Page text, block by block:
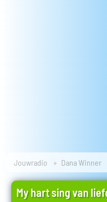
Jouwradio Dana Winner
My hart sing van